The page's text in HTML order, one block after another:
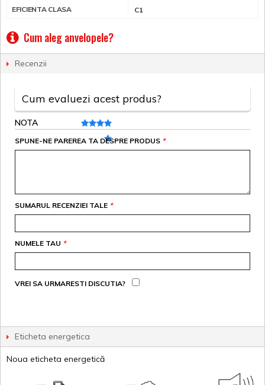
EFICIENTA CLASA C1
Cum aleg anvelopele?
Recenzii
Cum evaluezi acest produs?
NOTA
*
SPUNE-NE PAREREA TA DESPRE PRODUS
*
SUMARUL RECENZIEI TALE
*
NUMELE TAU
VREI SA URMARESTI DISCUTIA?
Eticheta energetica
Noua eticheta energetică